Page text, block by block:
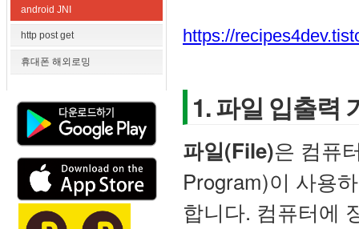
android JNI
http post get
휴대폰 해외로밍
https://
1. 파일 입출력
파일(File)은 컴퓨
Program)이 사용
합니다. 컴퓨터에